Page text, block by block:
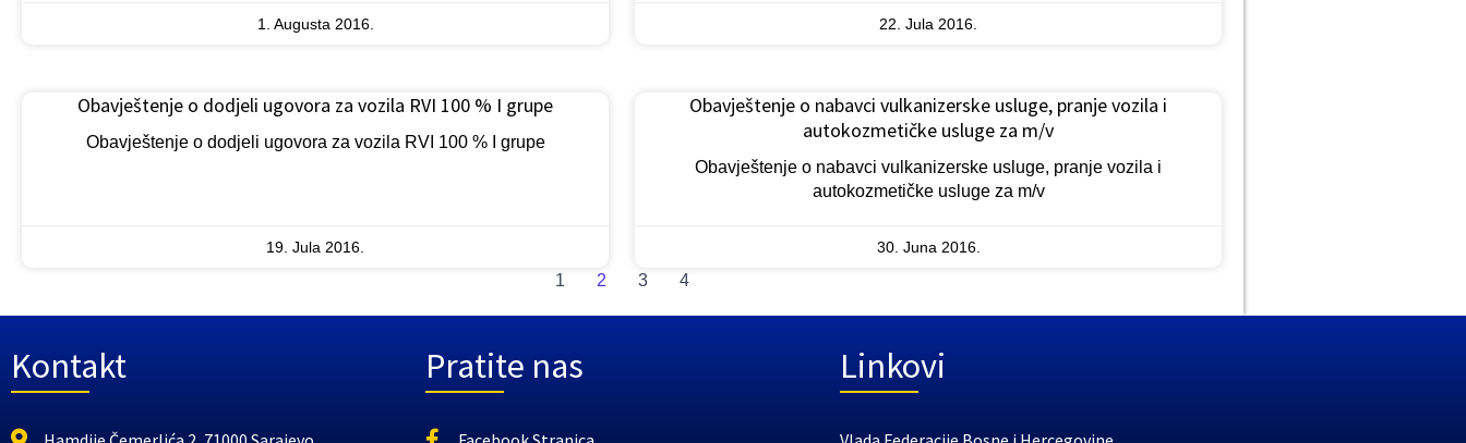
1. Augusta 2016. 22. Jula 2016.
Obavještenje o dodjeli ugovora za vozila RVI 100 % I grupe
Obavještenje o dodjeli ugovora za vozila RVI 100 % I grupe
19. Jula 2016.
Obavještenje o nabavci vulkanizerske usluge, pranje vozila i
autokozmetičke usluge za m/v
Obavještenje o nabavci vulkanizerske usluge, pranje vozila i
autokozmetičke usluge za m/v
30. Juna 2016.
1 2 3 4
Kontakt Pratite nas Linkovi